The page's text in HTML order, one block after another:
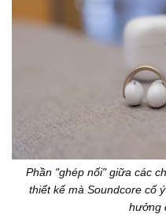
Phần "ghép nối" giữa các
thiết kế mà Soundcore cố
hưởng